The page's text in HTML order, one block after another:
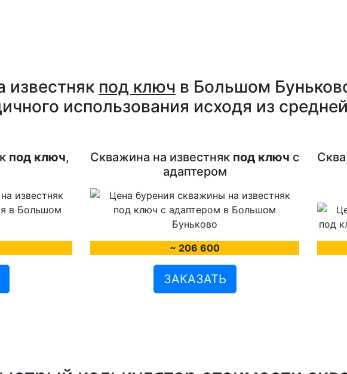
известняк под ключ в Большом
использования исходя из
под ключ,
Скважина на известняк под ключ с
адаптером
~ 206 600
ЗАКАЗАТЬ